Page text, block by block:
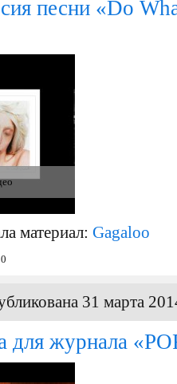
песни «Do
материал: Gagaloo
0
31 марта
для журнала